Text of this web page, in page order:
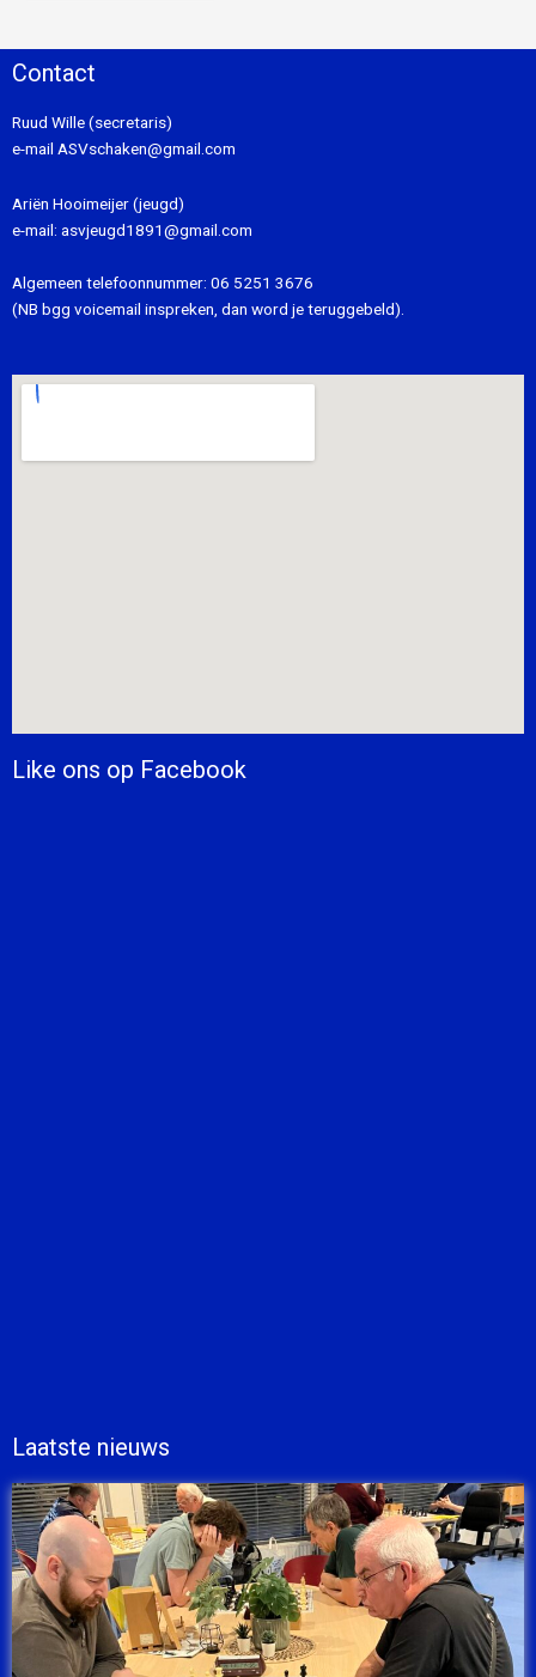
Contact
Ruud Wille (secretaris)
e-mail ASVschaken@gmail.com
Ariën Hooimeijer (jeugd)
e-mail: asvjeugd1891@gmail.com
Algemeen telefoonnummer: 06 5251 3676
(NB bgg voicemail inspreken, dan word je teruggebeld).
Like ons op Facebook
Laatste nieuws